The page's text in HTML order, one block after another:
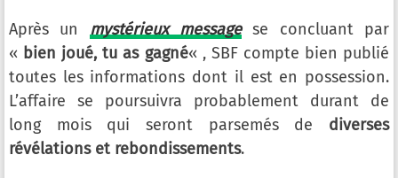
Après un mystérieux messagese concluant par
« bien joué, tu as gagné« , SBF compte bien publié
toutes les informations dont il est en possession.
L’affaire se poursuivra probablement durant de
long mois qui seront parsemés de diverses
révélations et rebondissements.